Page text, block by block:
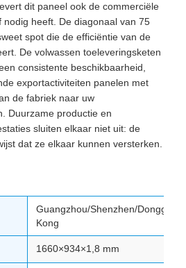
dit paneel ook de commerciële
nodig heeft. De diagonaal van 75
spot die de efficiëntie van de
De volwassen toeleveringsketen
consistente beschikbaarheid,
exportactiviteiten panelen met
de fabriek naar uw
Duurzame productie en
sluiten elkaar niet uit: de
dat ze elkaar kunnen versterken.
Guangzhou/Shenzhen/
Kong
1660×934×1,8 mm